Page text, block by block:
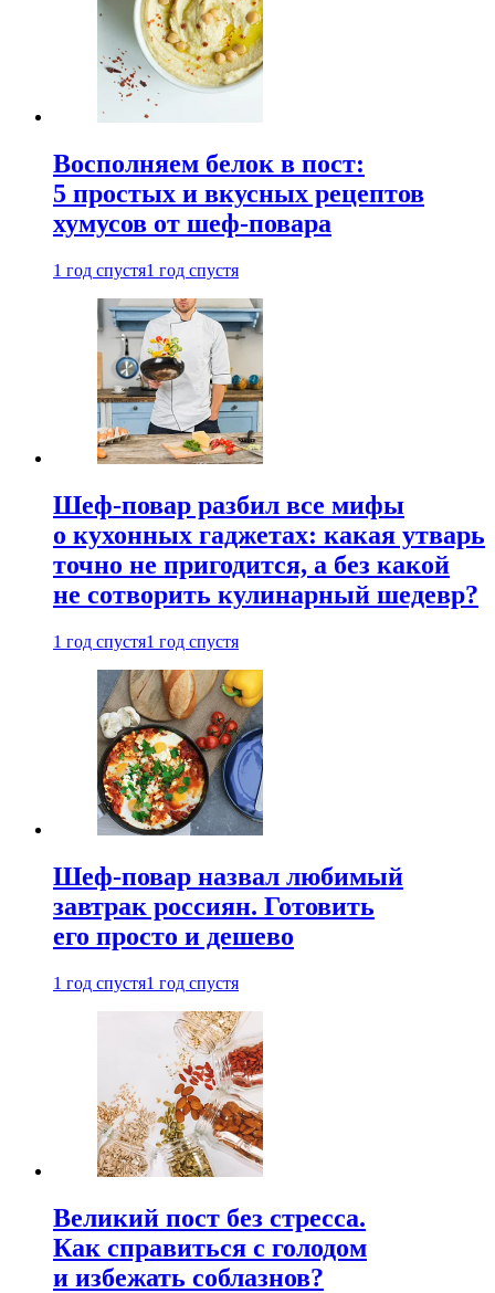
Восполняем белок в пост:
5 простых и вкусных рецептов
хумусов от шеф-повара
1 год спустя1 год спустя
Шеф-повар разбил все мифы
о кухонных гаджетах: какая утварь
точно не пригодится, а без какой
не сотворить кулинарный шедевр?
1 год спустя1 год спустя
Шеф-повар назвал любимый
завтрак россиян. Готовить
его просто и дешево
1 год спустя1 год спустя
Великий пост без стресса.
Как справиться с голодом
и избежать соблазнов?